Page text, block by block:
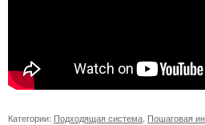
Категории: Подходящая система Пошаговая